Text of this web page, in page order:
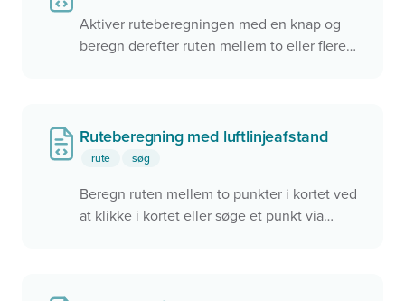
Aktiver ruteberegningen med en knap og
beregn derefter ruten mellem to eller flere
Ruteberegning med luftlinjeafstand
rute søg
Beregn ruten mellem to punkter i kortet ved
at klikke i kortet eller søge et punkt via